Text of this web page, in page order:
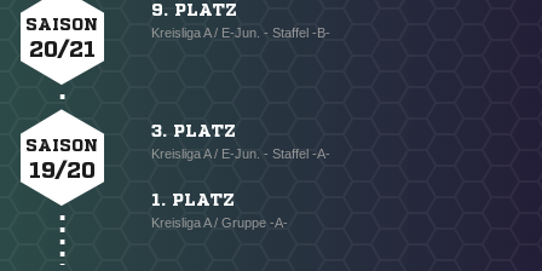
SAISON
20/21
9. PLATZ
Kreisliga A / E-Jun. - Staffel -B-
SAISON
19/20
3. PLATZ
Kreisliga A / E-Jun. - Staffel -A-
1. PLATZ
Kreisliga A / Gruppe -A-